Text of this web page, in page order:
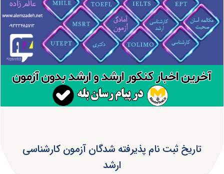
تاریخ ثبت نام پذیرفته شدگان آزمون کارشناسی
ارشد